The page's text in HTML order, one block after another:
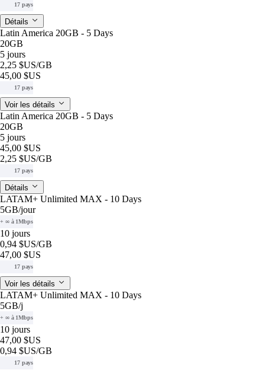
17 pays
Détails
Latin America 20GB - 5 Days
20GB
5 jours
2,25 $US/GB
45,00 $US
17 pays
Voir les détails
Latin America 20GB - 5 Days
20GB
5 jours
45,00 $US
2,25 $US/GB
17 pays
Détails
LATAM+ Unlimited MAX - 10 Days
5GB/jour
+ ∞ à 1Mbps
10 jours
0,94 $US/GB
47,00 $US
17 pays
Voir les détails
LATAM+ Unlimited MAX - 10 Days
5GB/j
+ ∞ à 1Mbps
10 jours
47,00 $US
0,94 $US/GB
17 pays